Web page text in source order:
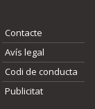
o
ompliu els
voleu informar-
Contacte
Avís legal
Codi de conducta
Publicitat